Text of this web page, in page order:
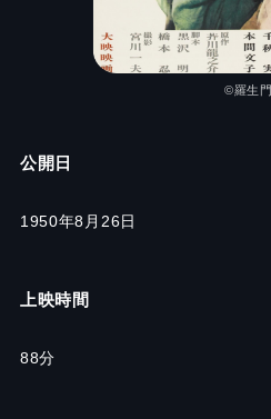
©羅生門
公開日
1950年8月26日
上映時間
88分